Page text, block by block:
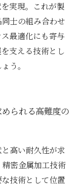
実現。これが製
士の組み合わせ
最適化にも寄与
支える技術とし
う。
られる高難度の
高い耐久性が求
密金属加工技術
技術として位置